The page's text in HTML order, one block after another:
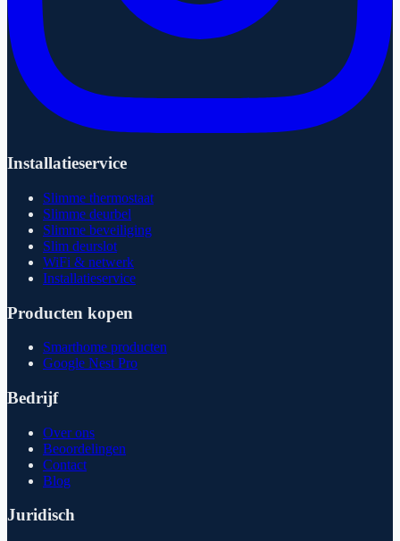
Installatieservice
Slimme thermostaat
Slimme deurbel
Slimme beveiliging
Slim deurslot
WiFi & netwerk
Installatieservice
Producten kopen
Smarthome producten
Google Nest Pro
Bedrijf
Over ons
Beoordelingen
Contact
Blog
Juridisch